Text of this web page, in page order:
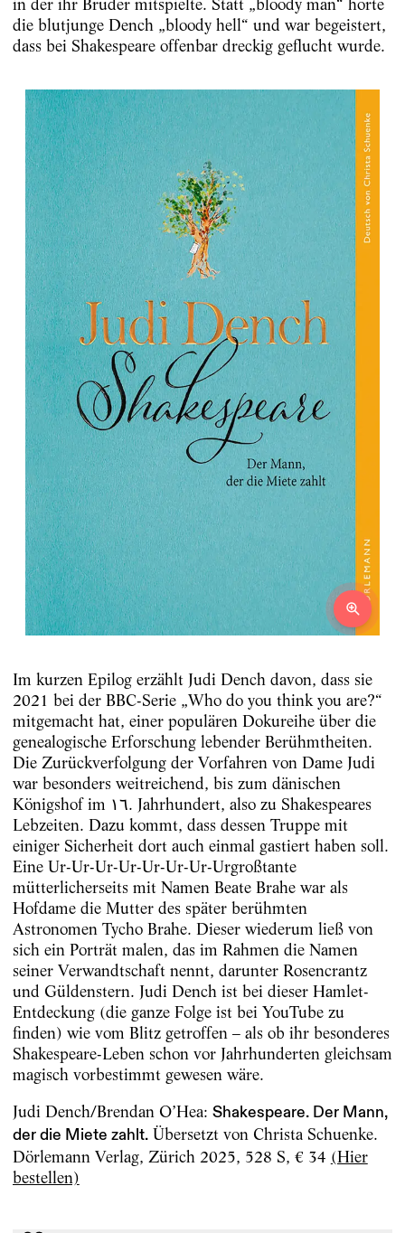
in der ihr Bruder mitspielte. Statt „bloody man“ hörte
die blutjunge Dench „bloody hell“ und war begeistert,
dass bei Shakespeare offenbar dreckig geflucht wurde.
Im kurzen Epilog erzählt Judi Dench davon, dass sie
2021 bei der BBC-Serie „Who do you think you are?“
mitgemacht hat, einer populären Dokureihe über die
genealogische Erforschung lebender Berühmtheiten.
Die Zurückverfolgung der Vorfahren von Dame Judi
war besonders weitreichend, bis zum dänischen
Königshof im ١٦. Jahrhundert, also zu Shakespeares
Lebzeiten. Dazu kommt, dass dessen Truppe mit
einiger Sicherheit dort auch einmal gastiert haben soll.
Eine Ur-Ur-Ur-Ur-Ur-Ur-Ur-Urgroßtante
mütterlicherseits mit Namen Beate Brahe war als
Hofdame die Mutter des später berühmten
Astronomen Tycho Brahe. Dieser wiederum ließ von
sich ein Porträt malen, das im Rahmen die Namen
seiner Verwandtschaft nennt, darunter Rosencrantz
und Güldenstern. Judi Dench ist bei dieser Hamlet-
Entdeckung (die ganze Folge ist bei YouTube zu
finden) wie vom Blitz getroffen – als ob ihr besonderes
Shakespeare-Leben schon vor Jahrhunderten gleichsam
magisch vorbestimmt gewesen wäre.
Judi Dench/Brendan O’Hea: Shakespeare. Der Mann,
der die Miete zahlt.Übersetzt von Christa Schuenke.
Dörlemann Verlag, Zürich 2025, 528 S, € 34 (Hier
bestellen)